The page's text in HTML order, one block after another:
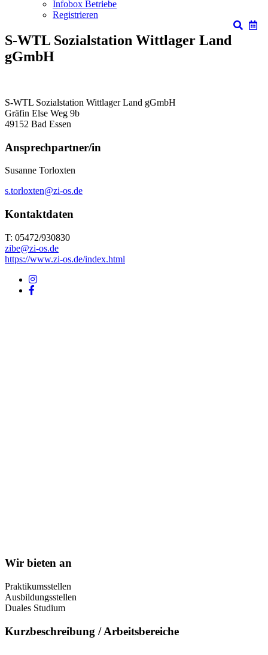
Infobox Betriebe
Registrieren
S-WTL Sozialstation Wittlager Land
gGmbH
S-WTL Sozialstation Wittlager Land gGmbH
Gräfin Else Weg 9b
49152 Bad Essen
Ansprechpartner/in
Susanne Torloxten
s.torloxten@zi-os.de
Kontaktdaten
T: 05472/930830
zibe@zi-os.de
https://www.zi-os.de/index.html
Wir bieten an
Praktikumsstellen
Ausbildungsstellen
Duales Studium
Kurzbeschreibung / Arbeitsbereiche